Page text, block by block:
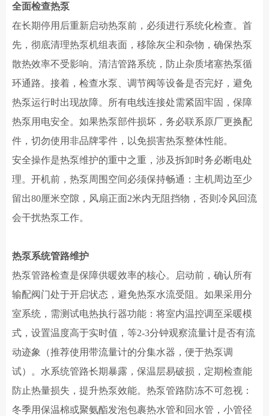
全面检查热泵
在长期停用后重新启动热泵前，必须进行系统化检查。首
先，彻底清理热泵机组表面，移除灰尘和杂物，确保热泵
散热效率不受影响。清洁管路系统，防止杂质堵塞热泵循
环通路。接着，检查水泵、调节阀等设备是否完好，避免
热泵运行时出现故障。所有电线连接处需紧固牢固，保障
热泵用电安全。如果热泵部件损坏，务必联系原厂更换配
件，切勿使用非品牌零件，以免损害热泵整体性能。
安全操作是热泵维护的重中之重，涉及拆卸时务必断电处
理。开机前，热泵周围空间必须保持畅通：主机周边至少
留出80厘米空隙，风扇正面2米内无阻挡物，否则冷风回流
会干扰热泵工作。
热泵系统管路维护
热泵管路检查是保障供暖效率的核心。启动前，确认所有
输配阀门处于开启状态，避免热泵水流受阻。如果采用分
室系统，需测试电热执行器功能：将室内温控调至采暖模
式，设置温度高于实时值，等2-3分钟观察流量计是否有流
动迹象（推荐使用带流量计的分集水器，便于热泵调
试）。水系统管路长期暴露，保温层易破损，定期检查能
防止热量损失，提升热泵效能。热泵管路防冻不可忽视：
冬季用保温棉或聚氨酯发泡包裹热水管和回水管，小管径